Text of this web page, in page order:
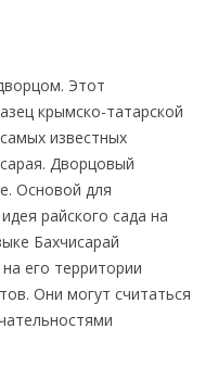
Этот
крымско-татарской
известных
Дворцовый
Основой для
райского сада на
Бахчисарай
его территории
Они могут считаться